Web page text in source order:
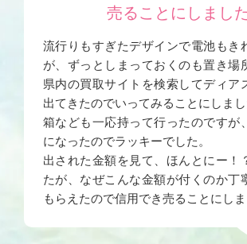
売ることにしまし
流行りもすぎたデザインで電池もき
が、ずっとしまっておくのも置き場
県内の買取サイトを検索してディア
出てきたのでいってみることにしまし
箱なども一応持って行ったのですが
になったのでラッキーでした。
出された金額を見て、ほんとにー！
たが、なぜこんな金額が付くのか丁
もらえたので信用でき売ることにしま